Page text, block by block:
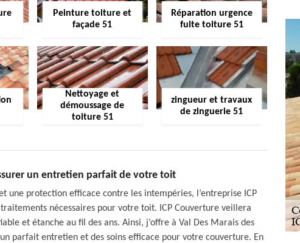
Peinture toiture et
façade 51
Réparation urgence
fuite toiture 51
Nettoyage et
démoussage de
toiture 51
zingueur et travaux
de zinguerie 51
un entretien parfait de votre toit
une protection efficace contre les intempéries, l’entreprise ICP
nécessaires pour votre toit. ICP Couverture veillera
et étanche au fil des ans. Ainsi, j’offre à Val Des Marais des
parfait entretien et des soins efficace pour votre couverture. En